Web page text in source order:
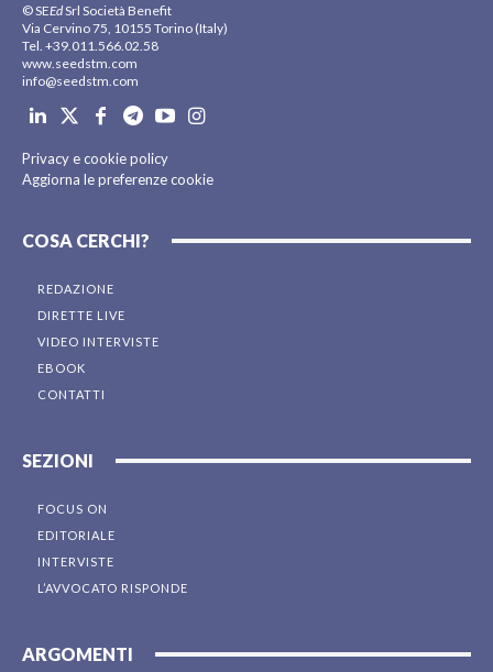
© SEEdSrl Società Benefit
Via Cervino 75, 10155 Torino (Italy)
Tel. +39.011.566.02.58
www.seedstm.com
info@seedstm.com
Privacy e cookie policy
Aggiorna le preferenze cookie
COSA CERCHI?
REDAZIONE
DIRETTE LIVE
VIDEO INTERVISTE
EBOOK
CONTATTI
SEZIONI
FOCUS ON
EDITORIALE
INTERVISTE
L’AVVOCATO RISPONDE
ARGOMENTI